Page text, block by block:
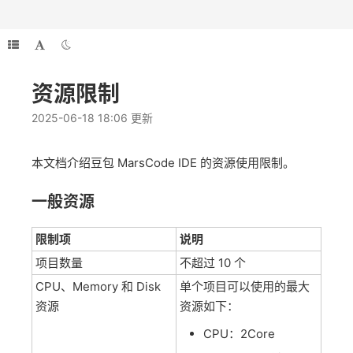
资源限制
2025-06-18 18:06 更新
本文档介绍豆包 MarsCode IDE 的资源使用限制。
一般资源
限制项
说明
项目数量
不超过 10 个
CPU、Memory 和 Disk
资源
单个项目可以使用的最大
资源如下：
CPU：2Core